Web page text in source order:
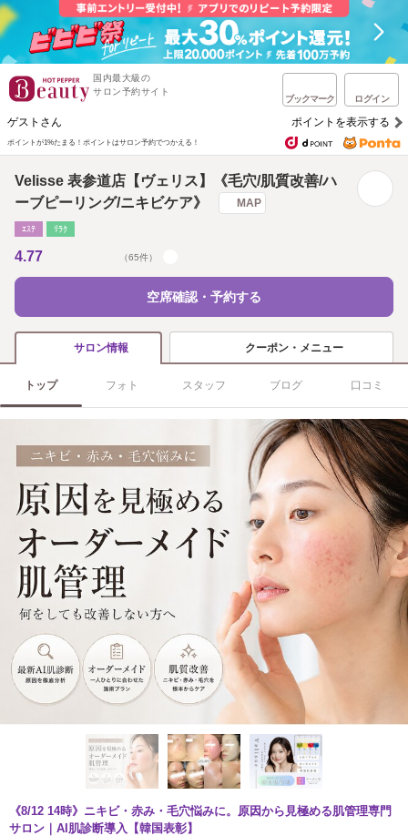
国内最大級の
サロン予約サイト
ブックマーク ログイン
ゲストさん ポイントを表示する
ポイントが1%たまる！ ポイントはサロン予約でつかえる！
Velisse 表参道店【ヴェリス】《毛穴/肌質改善/ハ
ーブピーリング/ニキビケア》
MAP
ｴｽﾃ ﾘﾗｸ
4.77 （65件）
空席確認・予約する
サロン情報 クーポン・メニュー
トップ フォト スタッフ ブログ 口コミ
《8/12 14時》ニキビ・赤み・毛穴悩みに。原因から見極める肌管理専門
サロン｜AI肌診断導入【韓国表彰】